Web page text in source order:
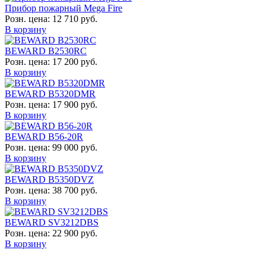
Прибор пожарный Mega Fire
Розн. цена: 12 710 руб.
В корзину
BEWARD B2530RC
Розн. цена: 17 200 руб.
В корзину
BEWARD B5320DMR
Розн. цена: 17 900 руб.
В корзину
BEWARD B56-20R
Розн. цена: 99 000 руб.
В корзину
BEWARD B5350DVZ
Розн. цена: 38 700 руб.
В корзину
BEWARD SV3212DBS
Розн. цена: 22 900 руб.
В корзину